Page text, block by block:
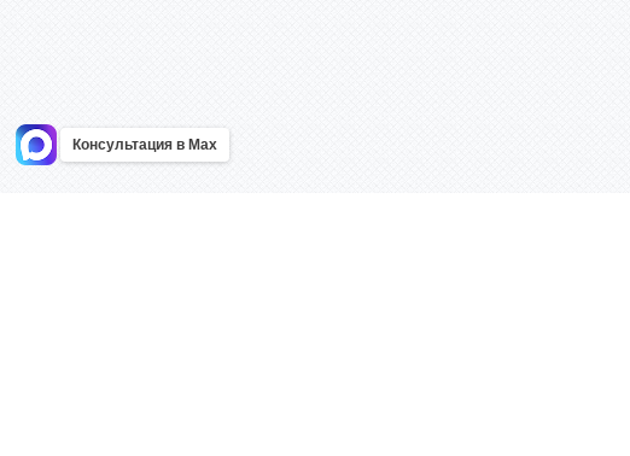
Консультация в Max